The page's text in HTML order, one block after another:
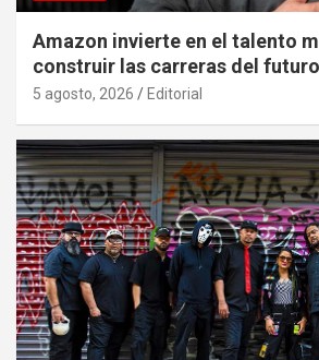
Amazon invierte en el talento
construir las carreras del futuro
5 agosto, 2026 Editorial